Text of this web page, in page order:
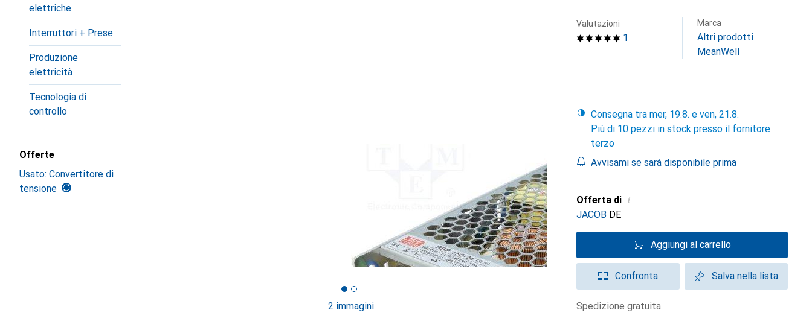
elettriche
Interruttori + Prese
Produzione
elettricità
Tecnologia di
controllo
Offerte
Usato: Convertitore di
tensione
2 immagini
1
Valutazioni Marca
Altri prodotti
MeanWell
Consegna tra mer, 19.8. e ven, 21.8.
Più di 10 pezzi in stock presso il fornitore
terzo
Avvisami se sarà disponibile prima
Offerta di i
JACOB DE
Aggiungi al carrello
Confronta Salva nella lista
spedizione gratuita